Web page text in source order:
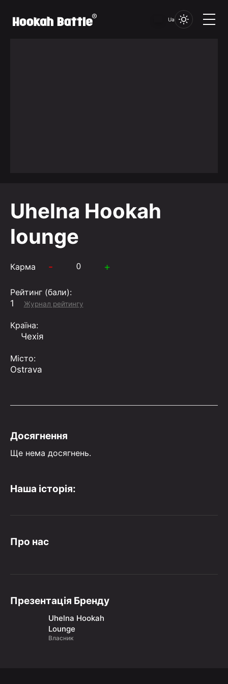
Ua
Uhelna Hookah
lounge
Карма - +
Рейтинг (бали):
1
Журнал рейтингу
Країна:
Чехiя
Місто:
Ostrava
Досягнення
Ще нема досягнень.
Наша історія:
Про нас
Презентація Бренду
Uhelna Hookah
Lounge
Власник